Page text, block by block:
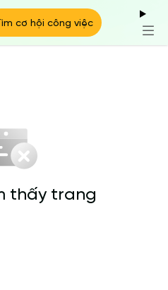
cơ hội công việc
thấy trang